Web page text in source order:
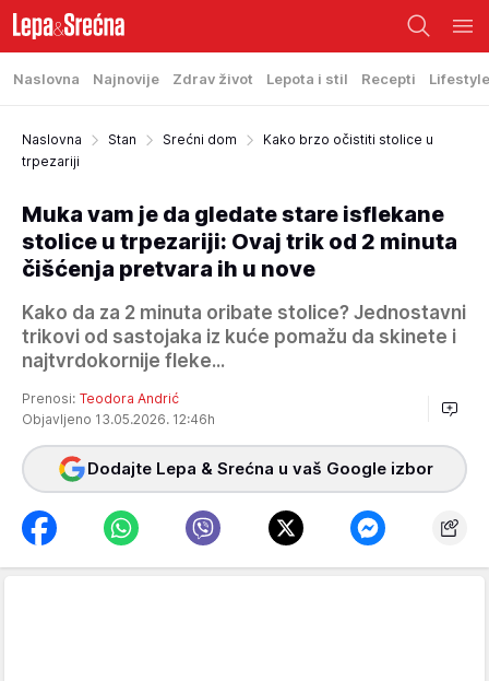
Naslovna Najnovije Zdrav život Lepota i stil Recepti Lifestyle
Naslovna Stan Srećni dom
Kako brzo očistiti stolice u
trpezariji
Muka vam je da gledate stare isflekane
stolice u trpezariji: Ovaj trik od 2 minuta
čišćenja pretvara ih u nove
Kako da za 2 minuta oribate stolice? Jednostavni
trikovi od sastojaka iz kuće pomažu da skinete i
najtvrdokornije fleke...
Prenosi: Teodora Andrić
Objavljeno 13.05.2026. 12:46h
Dodajte Lepa & Srećna u vaš Google izbor